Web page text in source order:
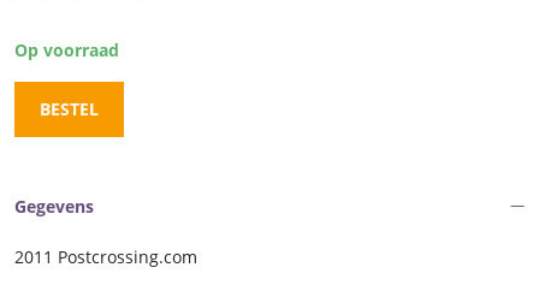
Op voorraad
BESTEL
Gegevens
2011 Postcrossing.com